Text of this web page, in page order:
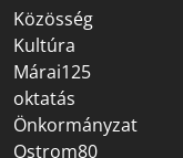
Közösség
Kultúra
Márai125
oktatás
Önkormányzat
Ostrom80